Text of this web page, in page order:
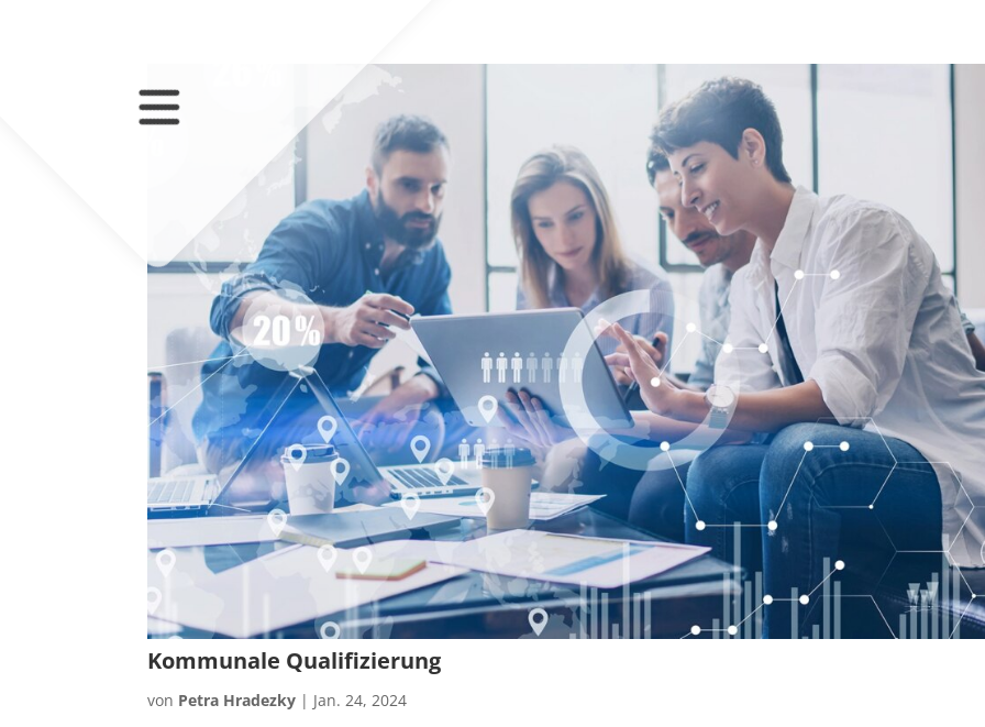
Kommunale Qualifizierung
von Petra Hradezky | Jan. 24, 2024